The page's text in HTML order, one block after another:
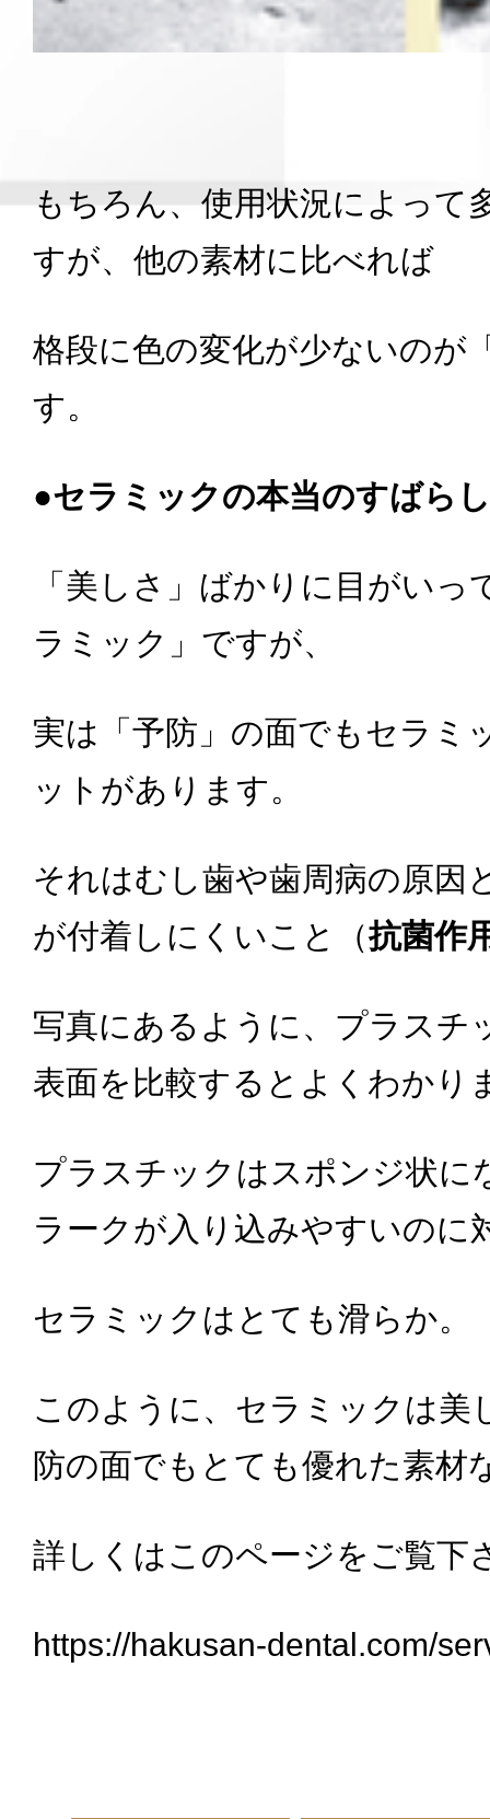
もちろん、使用状況によって
すが、他の素材に比べれば
格段に色の変化が少ないのが
す。
●セラミックの本当のすばら
「美しさ」ばかりに目がい
ラミック」ですが、
実は「予防」の面でもセラミ
ットがあります。
それはむし歯や歯周病の原因
が付着しにくいこと（抗菌作
写真にあるように、プラスチ
表面を比較するとよくわかり
プラスチックはスポンジ状に
ラークが入り込みやすいのに
セラミックはとても滑らか。
このように、セラミックは美
防の面でもとても優れた素材
詳しくはこのページをご覧下
https://hakusan-dental.com/